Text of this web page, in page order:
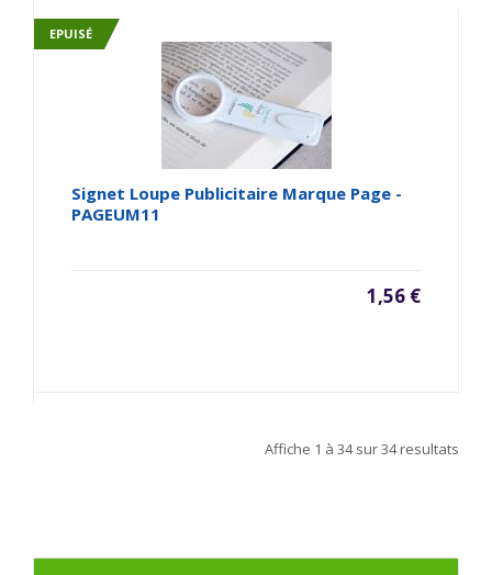
EPUISÉ
Signet Loupe Publicitaire Marque Page -
PAGEUM11
1,56 €
Affiche 1 à 34sur34resultats